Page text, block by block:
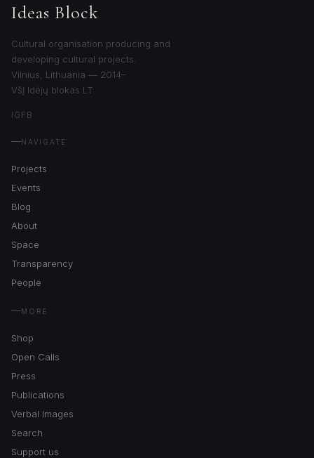
Ideas Block
Cultural organisation producing and
developing cultural projects.
Vilnius, Lithuania — 2014–
VšĮ Idėjų blokas LT
IG FB
NAVIGATE
Projects
Events
Blog
About
Space
Transparency
People
MORE
Shop
Open Calls
Press
Publications
Verbal Images
Search
Support us